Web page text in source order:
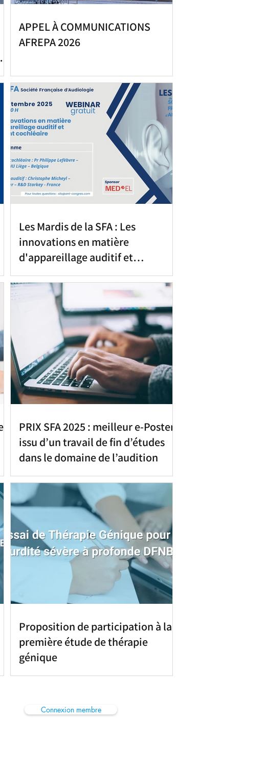
APPEL À COMMUNICATIONS
AFREPA 2026
Les Mardis de la SFA : Les
innovations en matière
d'appareillage auditif et
d'implant cochléaire
PRIX SFA 2025 : meilleur e-Poster
issu d’un travail de fin d’études
dans le domaine de l’audition
Proposition de participation à la
première étude de thérapie
génique
Connexion membre